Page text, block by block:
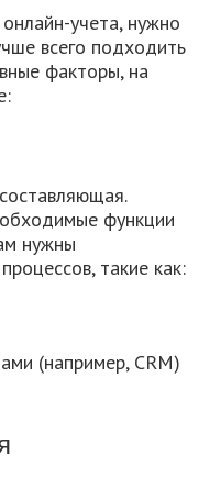
учета, нужно
всего подходить
факторы, на
функции
нужны
такие как:
(например, CRM)